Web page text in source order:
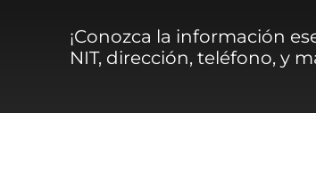
¡Conozca la información
NIT, dirección, teléfono, y